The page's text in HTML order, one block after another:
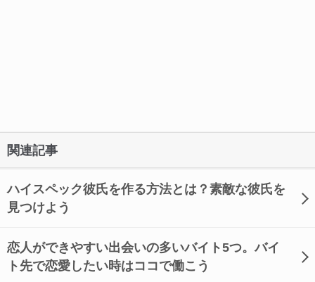
関連記事
ハイスペック彼氏を作る方法とは？素敵な彼氏を
見つけよう
恋人ができやすい出会いの多いバイト5つ。バイ
ト先で恋愛したい時はココで働こう